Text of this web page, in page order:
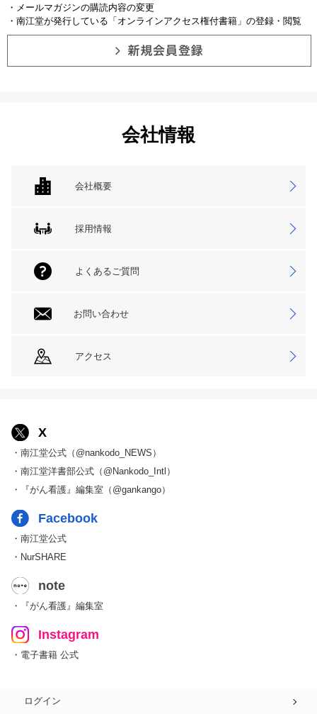
・メールマガジンの購読内容の変更
・南江堂が発行している「オンラインアクセス権付書籍」の登録・閲覧
会社情報
会社概要
採用情報
よくあるご質問
お問い合わせ
アクセス
X
・南江堂公式（@nankodo_NEWS）
・南江堂洋書部公式（@Nankodo_Intl）
・『がん看護』編集室（@gankango）
Facebook
・南江堂公式
・NurSHARE
note
・『がん看護』編集室
Instagram
・電子書籍 公式
ログイン